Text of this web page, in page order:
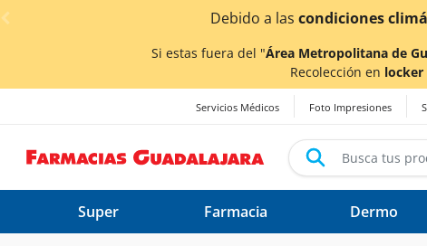
< div class="carousel-inner"> ¡Ahora
Si estas fuera del "Área Metropolitana de
Recolección en locker
Servicios Médicos Foto Impresiones
Super Farmacia Dermo